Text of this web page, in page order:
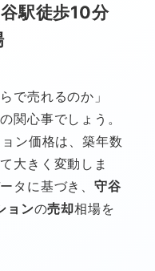
駅徒歩10分
で売れるのか」
関心事でしょう。
ン価格は、築年数
大きく変動しま
タに基づき、 守谷
ョンの売却相場を